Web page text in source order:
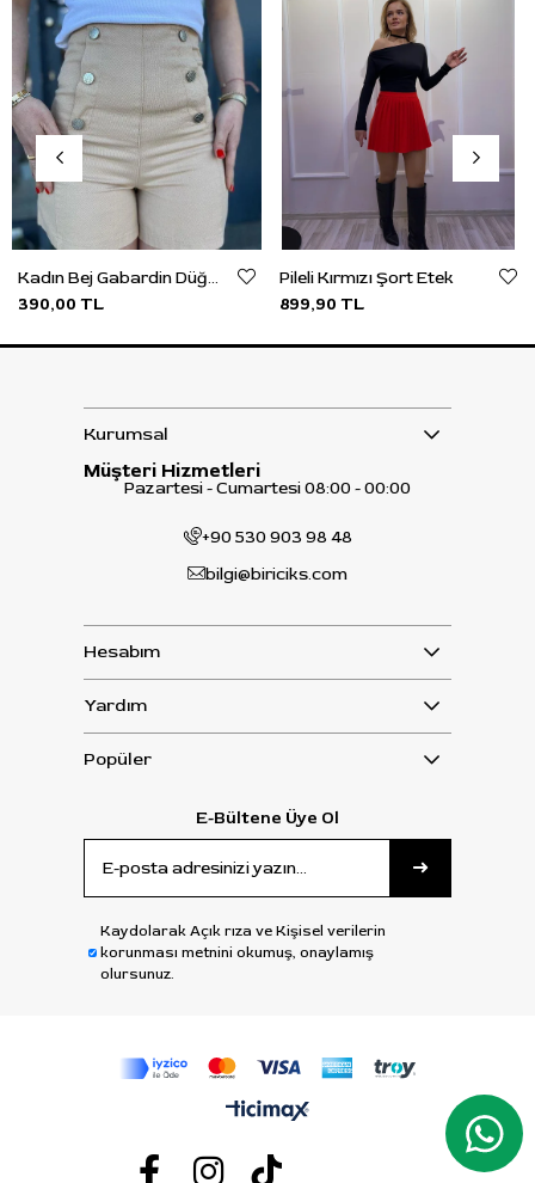
Kadın Bej Gabardin Düğme Detaylı Şort
390,00 TL
Pileli Kırmızı Şort Etek
899,90 TL
Kurumsal
Müşteri Hizmetleri
Pazartesi - Cumartesi 08:00 - 00:00
+90 530 903 98 48
bilgi@biriciks.com
Hesabım
Yardım
Popüler
E-Bültene Üye Ol
Kaydolarak Açık rıza ve Kişisel verilerin
korunması metnini okumuş, onaylamış
olursunuz.